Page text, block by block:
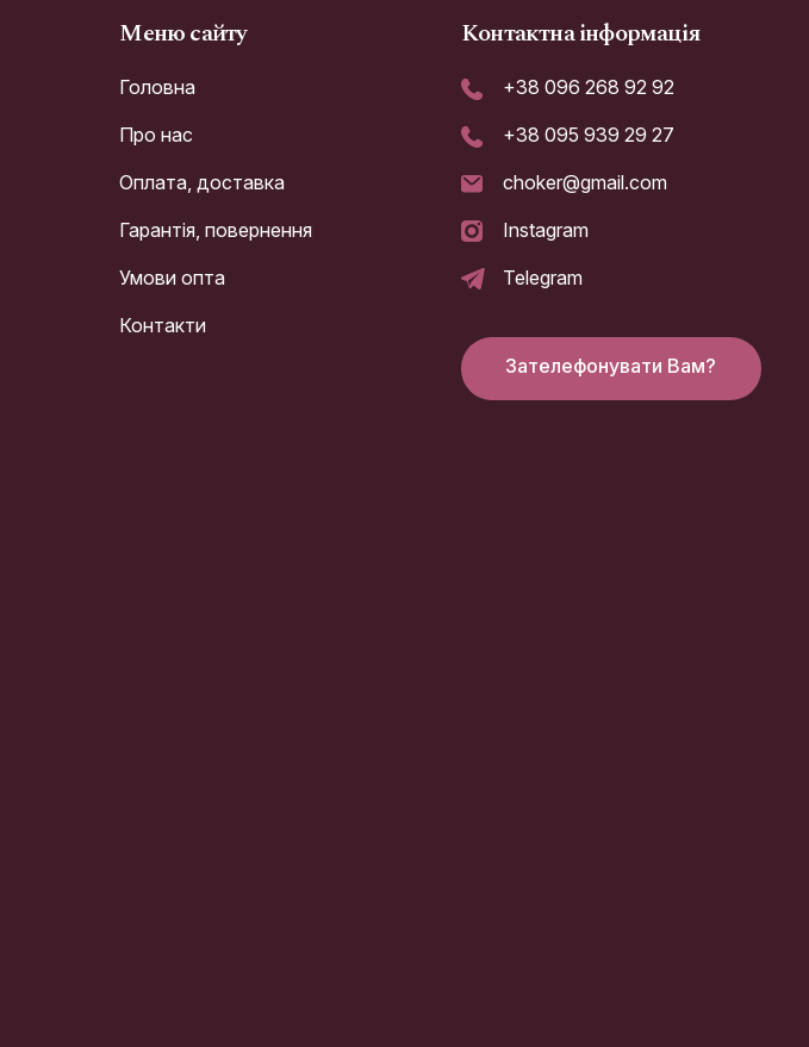
Меню сайту
Головна
Про нас
Оплата, доставка
Гарантія, повернення
Умови опта
Контакти
Контактна інформація
+38 096 268 92 92
+38 095 939 29 27
choker@gmail.com
Instagram
Telegram
Зателефонувати Вам?